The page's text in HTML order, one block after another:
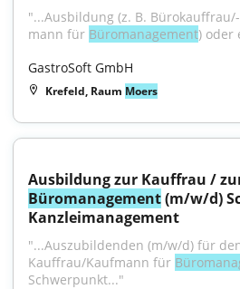
"...Ausbildung (z. B.
mann für Büromanagement) oder
GastroSoft GmbH
Krefeld, Raum Moers
Büromanagement (m/w/d)
Kanzleimanagement
"...Auszubildenden (m/w/d) für
Kauffrau/Kaufmann für
Schwerpunkt..."